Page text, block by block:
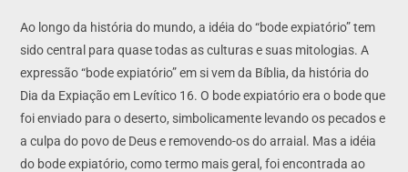
Ao longo da história do mundo, a idéia do “bode expiatório” tem
sido central para quase todas as culturas e suas mitologias. A
expressão “bode expiatório” em si vem da Bíblia, da história do
Dia da Expiação em Levítico 16. O bode expiatório era o bode que
foi enviado para o deserto, simbolicamente levando os pecados e
a culpa do povo de Deus e removendo-os do arraial. Mas a idéia
do bode expiatório, como termo mais geral, foi encontrada ao